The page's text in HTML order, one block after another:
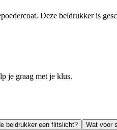
Deze beldrukker is
je graag met je klus.
beldrukker een flitslicht? Wat voor